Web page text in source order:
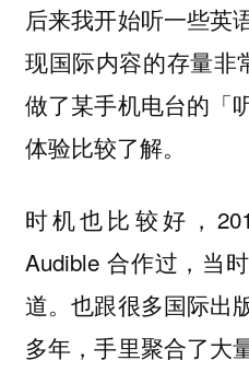
后来我开始听一些英
现国际内容的存量非
做了某手机电台的「
体验比较了解。
时机也比较好，
Audible 合作过，当
道。也跟很多国际出
多年，手里聚合了大